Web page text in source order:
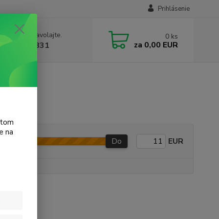
Prihlásenie
si rady? Zavolajte.
615 831
0 ks
za 0,00 EUR
3015
Do EUR
na